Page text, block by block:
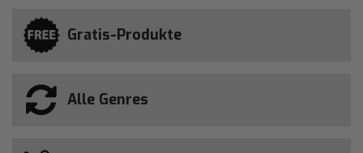
Gratis-Produkte
Alle Genres